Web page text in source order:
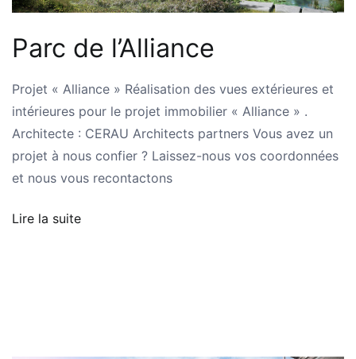
Parc de l’Alliance
Projet « Alliance » Réalisation des vues extérieures et
intérieures pour le projet immobilier « Alliance » .
Architecte : CERAU Architects partners Vous avez un
projet à nous confier ? Laissez-nous vos coordonnées
et nous vous recontactons
Lire la suite